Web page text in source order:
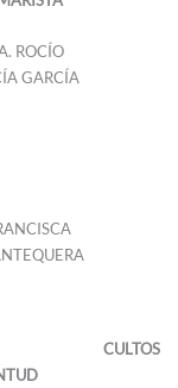
ROCÍO
GARCÍA
CULTOS